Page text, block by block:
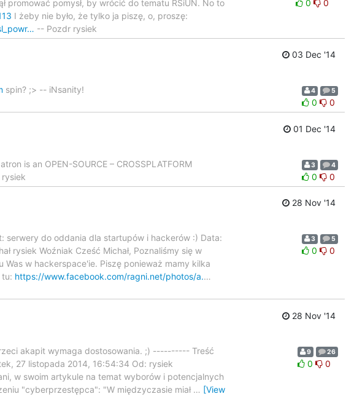
promować pomysł, by wrócić do tematu RSiUN. No to
I żeby nie było, że tylko ja piszę, o, proszę:
-- Pozdr rysiek
0 0
03 Dec '14
spin? ;> -- iNsanity! 4 5
0 0
01 Dec '14
is an OPEN-SOURCE – CROSSPLATFORM
rysiek
3 4
0 0
28 Nov '14
do oddania dla startupów i hackerów :) Data:
rysiek Woźniak Cześć Michał, Poznaliśmy się w
Was w hackerspace'ie. Piszę ponieważ mamy kilka
tu: https://www.facebook.com/ragni.net/photos/a.…
3 5
0 0
28 Nov '14
akapit wymaga dostosowania. ;) ---------- Treść
27 listopada 2014, 16:54:34 Od: rysiek
w swoim artykule na temat wyborów i potencjalnych
"cyberprzestępca": "W międzyczasie miał … [View
9 26
0 0